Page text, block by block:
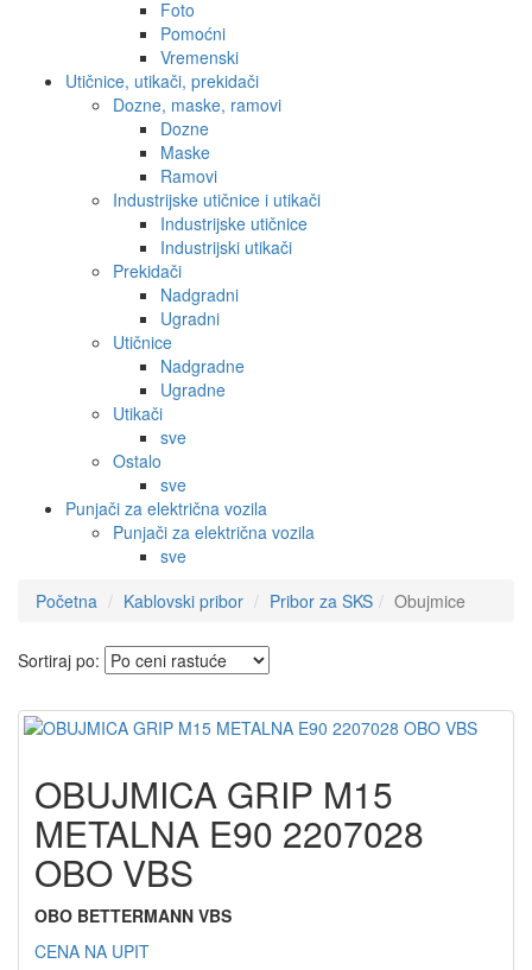
Foto
Pomoćni
Vremenski
Utičnice, utikači, prekidači
Dozne, maske, ramovi
Dozne
Maske
Ramovi
Industrijske utičnice i utikači
Industrijske utičnice
Industrijski utikači
Prekidači
Nadgradni
Ugradni
Utičnice
Nadgradne
Ugradne
Utikači
sve
Ostalo
sve
Punjači za električna vozila
Punjači za električna vozila
sve
Početna
Kablovski pribor Pribor za SKS Obujmice
Sortiraj po:
OBUJMICA GRIP M15
METALNA E90 2207028
OBO VBS
OBO BETTERMANN VBS
CENA NA UPIT